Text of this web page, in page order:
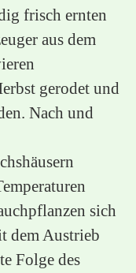
frisch ernten
aus dem
gerodet und
Nach und
sich
dem Austrieb
Folge des